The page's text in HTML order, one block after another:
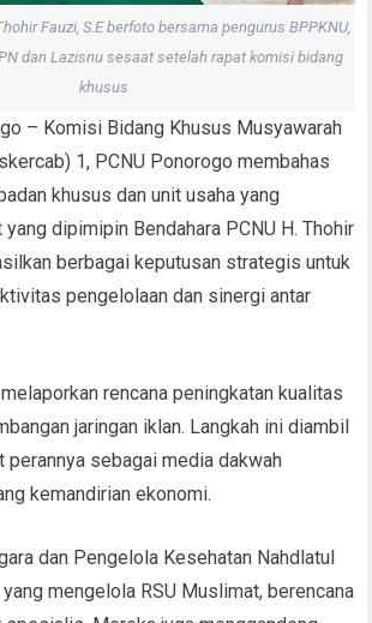
Fauzi, S.E berfoto bersama pengurus BPPKNU,
dan Lazisnu sesaat setelah rapat komisi bidang
khusus
– Komisi Bidang Khusus Musyawarah
1, PCNU Ponorogo membahas
khusus dan unit usaha yang
dipimipin Bendahara PCNU H. Thohir
berbagai keputusan strategis untuk
pengelolaan dan sinergi antar
rencana peningkatan kualitas
jaringan iklan. Langkah ini diambil
perannya sebagai media dakwah
kemandirian ekonomi.
dan Pengelola Kesehatan Nahdlatul
mengelola RSU Muslimat, berencana